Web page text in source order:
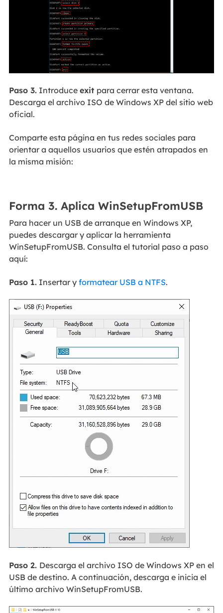
Paso 3.Introduce exit para cerrar esta ventana.
Descarga el archivo ISO de Windows XP del sitio web
oficial.
Comparte esta página en tus redes sociales para
orientar a aquellos usuarios que estén atrapados en
la misma misión:
Forma 3. Aplica WinSetupFromUSB
Para hacer un USB de arranque en Windows XP,
puedes descargar y aplicar la herramienta
WinSetupFromUSB. Consulta el tutorial paso a paso
aquí:
Paso 1.Insertar y formatear USB a NTFS.
Paso 2. Descarga el archivo ISO de Windows XP en el
USB de destino. A continuación, descarga e inicia el
último archivo WinSetupFromUSB.